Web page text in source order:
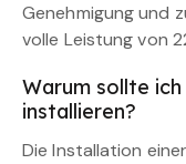
Genehmigung und
volle Leistung von
Warum sollte
installieren?
Die Installation